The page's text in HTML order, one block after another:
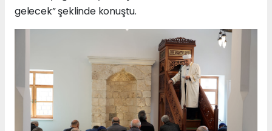
gelecek” şeklinde konuştu.